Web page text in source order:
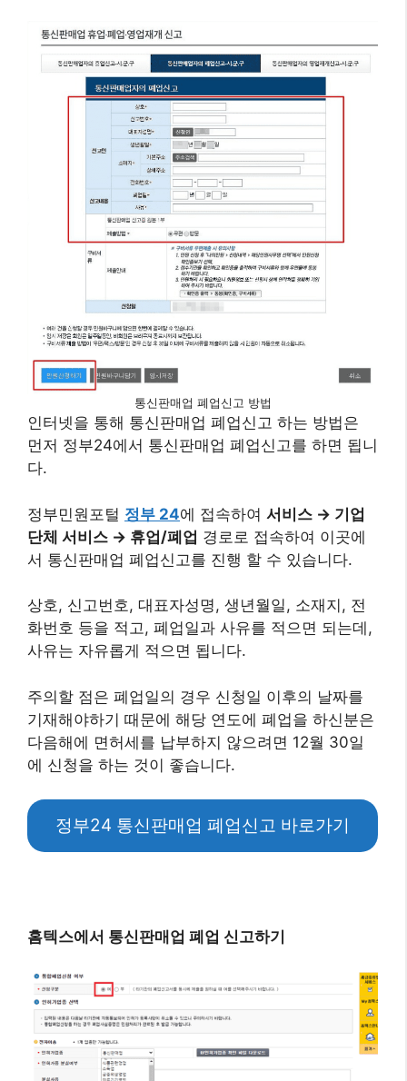
통신판매업 폐업신고 방법
인터넷을 통해 통신판매업 폐업신고 하는 방법은
먼저 정부24에서 통신판매업 폐업신고를 하면 됩니
다.
정부민원포털 정부 24에 접속하여 서비스 → 기업
단체 서비스 → 휴업/폐업 경로로 접속하여 이곳에
서 통신판매업 폐업신고를 진행 할 수 있습니다.
상호, 신고번호, 대표자성명, 생년월일, 소재지, 전
화번호 등을 적고, 폐업일과 사유를 적으면 되는데,
사유는 자유롭게 적으면 됩니다.
주의할 점은 폐업일의 경우 신청일 이후의 날짜를
기재해야하기 때문에 해당 연도에 폐업을 하신분은
다음해에 면허세를 납부하지 않으려면 12월 30일
에 신청을 하는 것이 좋습니다.
정부24 통신판매업 폐업신고 바로가기
홈텍스에서 통신판매업 폐업 신고하기